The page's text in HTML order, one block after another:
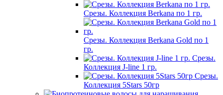
Срезы. Коллекция Berkana по 1 гр.
Срезы. Коллекция Berkana Gold по 1
гр.
Срезы.
Коллекция J-line 1 гр.
Срезы.
Коллекция 5Stars 50гр